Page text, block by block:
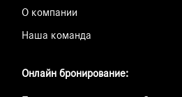
О компании
Наша команда
Онлайн бронирование: